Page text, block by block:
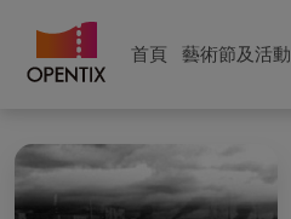
首頁 藝術節及活動